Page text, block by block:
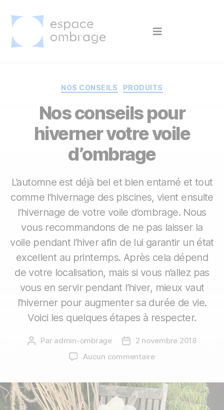
NOS CONSEILS PRODUITS
Nos conseils pour
hiverner votre voile
d’ombrage
L’automne est déjà bel et bien entamé et tout
comme l’hivernage des piscines, vient ensuite
l’hivernage de votre voile d’ombrage. Nous
vous recommandons de ne pas laisser la
voile pendant l’hiver afin de lui garantir un état
excellent au printemps. Après cela dépend
de votre localisation, mais si vous n’allez pas
vous en servir pendant l’hiver, mieux vaut
l’hiverner pour augmenter sa durée de vie.
Voici les quelques étapes à respecter.
Par admin-ombrage
2 novembre 2018
Aucun commentaire